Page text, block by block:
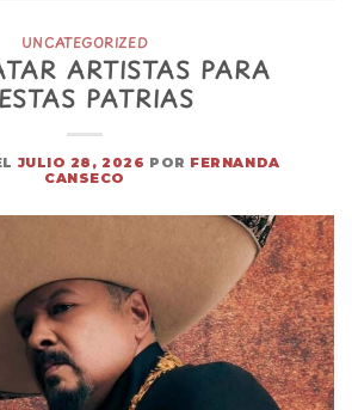
UNCATEGORIZED
ARTISTAS PARA
PATRIAS
JULIO 28, 2026 POR FERNANDA
CANSECO